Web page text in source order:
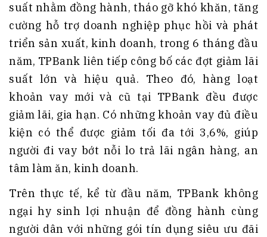
suất nhằm đồng hành, tháo gỡ khó khăn, tăng
cường hỗ trợ doanh nghiệp phục hồi và phát
triển sản xuất, kinh doanh, trong 6 tháng đầu
năm, TPBank liên tiếp công bố các đợt giảm lãi
suất lớn và hiệu quả. Theo đó, hàng loạt
khoản vay mới và cũ tại TPBank đều được
giảm lãi, gia hạn. Có những khoản vay đủ điều
kiện có thể được giảm tối đa tới 3,6%, giúp
người đi vay bớt nỗi lo trả lãi ngân hàng, an
tâm làm ăn, kinh doanh.
Trên thực tế, kể từ đầu năm, TPBank không
ngại hy sinh lợi nhuận để đồng hành cùng
người dân với những gói tín dụng siêu ưu đãi